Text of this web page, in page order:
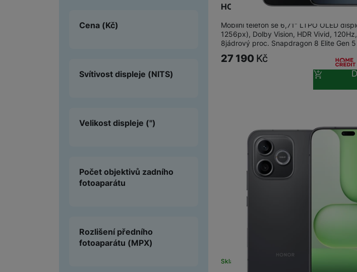
Doogee
OSCAL
TCL
Honor
Xiaomi 15
Xiaomi Redmi
Xiaomi Redmi Note
Renewd
OPPO
Cena (Kč)
Svítivost displeje (NITS)
Velikost displeje (")
Počet objektivů zadního
fotoaparátu
Rozlišení předního
fotoaparátu (MPX)
HONOR Magic8 Pro 512+12GB
Mobilní telefon se 6,71" LTPO OLED
1256px), Dolby Vision, HDR Vivid,
8jádrový proc. Snapdragon 8 Elite Gen
27 190 Kč
Skladem na prodejně